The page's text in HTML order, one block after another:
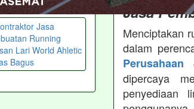
Jasa
Menciptakan
dalam
dipercaya
penyediaan